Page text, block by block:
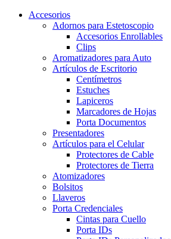
Accesorios
Adornos para Estetoscopio
Accesorios Enrollables
Clips
Aromatizadores para Auto
Artículos de Escritorio
Centímetros
Estuches
Lapiceros
Marcadores de Hojas
Porta Documentos
Presentadores
Artículos para el Celular
Protectores de Cable
Protectores de Tierra
Atomizadores
Bolsitos
Llaveros
Porta Credenciales
Cintas para Cuello
Porta IDs